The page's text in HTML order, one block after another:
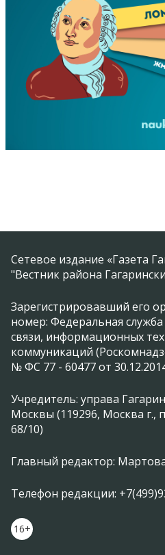
Сетевое издание «Газета
"Вестник района
Зарегистрировавший его
номер: Федеральная
связи, информационных
коммуникаций
№ ФС 77 - 60477 от
Учредитель: управа
Москвы (119296, Москва г.,
68/10)
Главный редактор:
Телефон редакции:
16+